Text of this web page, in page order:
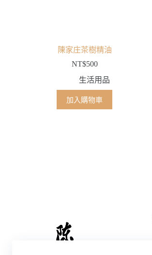
陳家庄茶樹精油
NT$500
生活用品
加入購物車